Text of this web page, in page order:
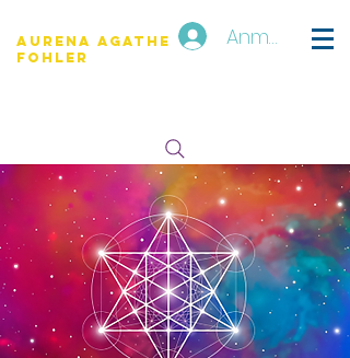
Aurena Agathe
Fohler
Anmelden